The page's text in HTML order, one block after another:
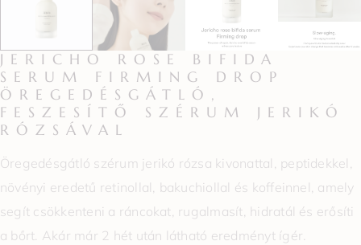
JERICHO ROSE BIFIDA
SERUM FIRMING DROP
ÖREGEDÉSGÁTLÓ,
FESZESÍTŐ SZÉRUM JERIKÓ
RÓZSÁVAL
Öregedésgátló szérum jerikó rózsa kivonattal, peptidekkel,
növényi eredetű retinollal, bakuchiollal és koffeinnel, amely
segít csökkenteni a ráncokat, rugalmasít, hidratál és erősíti
a bőrt. Akár már 2 hét után látható eredményt ígér.